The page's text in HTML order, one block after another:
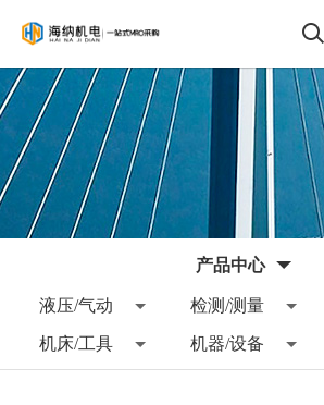
产品中心
液压/气动 检测/测量
机床/工具 机器/设备